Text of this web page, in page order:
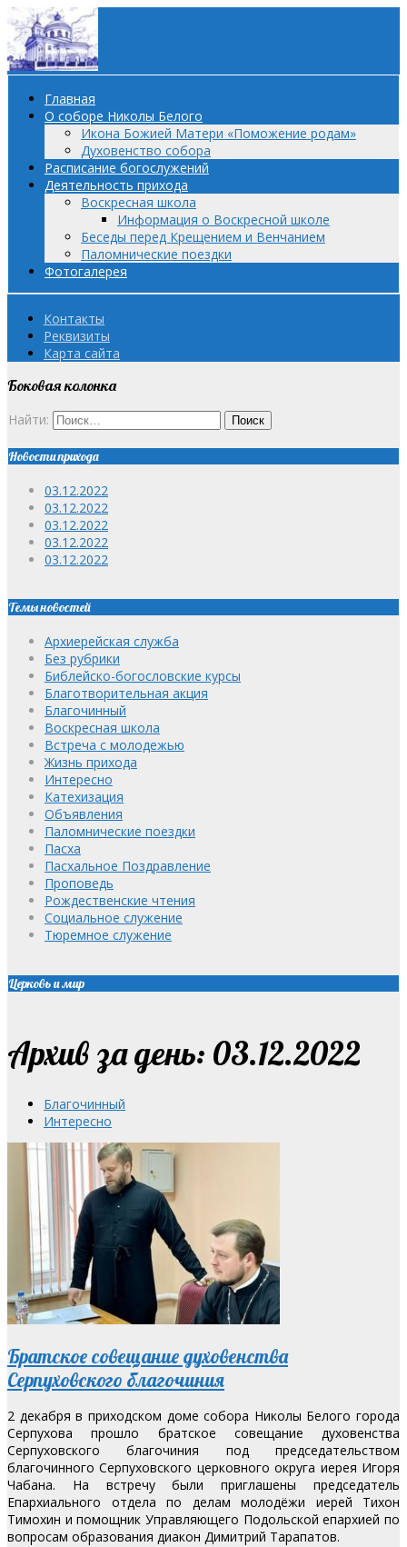
Главная
О соборе Николы Белого
Икона Божией Матери «Поможение родам»
Духовенство собора
Расписание богослужений
Деятельность прихода
Воскресная школа
Информация о Воскресной школе
Беседы перед Крещением и Венчанием
Паломнические поездки
Фотогалерея
Контакты
Реквизиты
Карта сайта
Боковая колонка
Найти:
Новости прихода
03.12.2022
03.12.2022
03.12.2022
03.12.2022
03.12.2022
Темы новостей
Архиерейская служба
Без рубрики
Библейско-богословские курсы
Благотворительная акция
Благочинный
Воскресная школа
Встреча с молодежью
Жизнь прихода
Интересно
Катехизация
Объявления
Паломнические поездки
Пасха
Пасхальное Поздравление
Проповедь
Рождественские чтения
Социальное служение
Тюремное служение
Церковь и мир
Архив за день: 03.12.2022
Благочинный
Интересно
Братское совещание духовенства
Серпуховского благочиния
2 декабря в приходском доме собора Николы Белого города
Серпухова прошло братское совещание духовенства
Серпуховского благочиния под председательством
благочинного Серпуховского церковного округа иерея Игоря
Чабана. На встречу были приглашены председатель
Епархиального отдела по делам молодёжи иерей Тихон
Тимохин и помощник Управляющего Подольской епархией по
вопросам образования диакон Димитрий Тарапатов.